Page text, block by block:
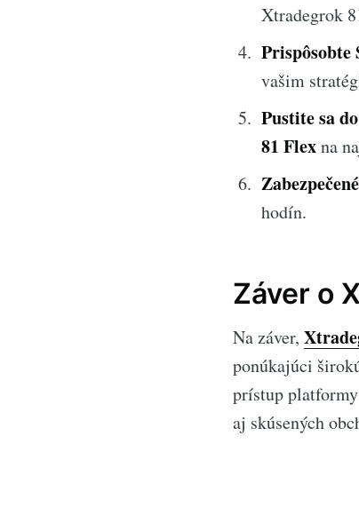
Xtradegrok
Prispôsobte
vašim
Pustite sa
81 Flexna
hodín.
Záver o
Na záver,
ponúkajúci
prístup
aj skúsených